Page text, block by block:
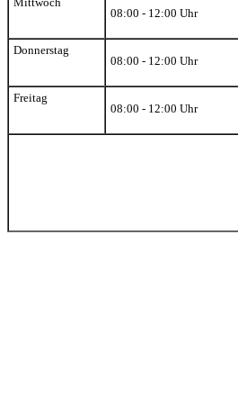
08:00 - 12:00 Uhr
Donnerstag
08:00 - 12:00 Uhr
Freitag
08:00 - 12:00 Uhr